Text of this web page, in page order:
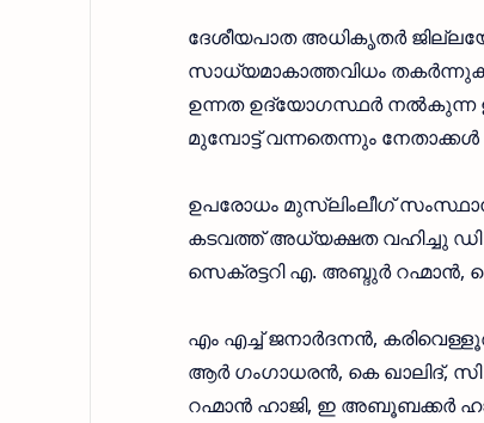
ദേശീയപാത അധികൃതര്‍
സാധ്യമാകാത്തവിധം
ഉന്നത ഉദ്യോഗസ്ഥര്‍ നല്‍കുന്ന
മുമ്പോട്ട് വന്നതെന്നും
ഉപരോധം മുസ്ലിംലീഗ്
കടവത്ത് അധ്യക്ഷത വഹിച്ചു ഡി
സെക്രട്ടറി എ. അബ്ദുര്‍
എം എച്ച് ജനാര്‍ദനന്‍,
ആര്‍ ഗംഗാധരന്‍, കെ ഖാലിദ്,
റഹ്മാന്‍ ഹാജി, ഇ അബൂബക്കര്‍